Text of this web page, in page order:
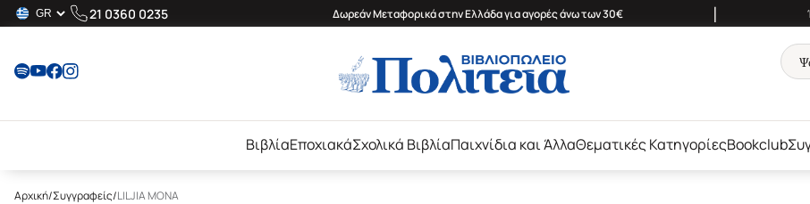
21 0360 0235 Δωρεάν Μεταφορικά στην Ελλάδα για αγορές άνω των 30€ |
ΒιβλίαΕποχιακάΣχολικά ΒιβλίαΠαιχνίδια και ΆλλαΘεματικές ΚατηγορίεςBookclub
Αρχική/Συγγραφείς/LILJIA MONA